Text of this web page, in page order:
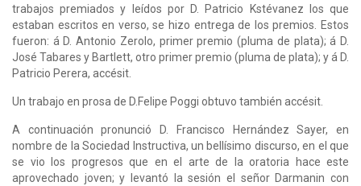
trabajos premiados y leídos por D. Patricio Kstévanez los que
estaban escritos en verso, se hizo entrega de los premios. Estos
fueron: á D. Antonio Zerolo, primer premio (pluma de plata); á D.
José Tabares y Bartlett, otro primer premio (pluma de plata); y á D.
Patricio Perera, accésit.
Un trabajo en prosa de D.Felipe Poggi obtuvo también accésit.
A continuación pronunció D. Francisco Hernández Sayer, en
nombre de la Sociedad Instructiva, un bellísimo discurso, en el que
se vio los progresos que en el arte de la oratoria hace este
aprovechado joven; y levantó la sesión el señor Darmanin con